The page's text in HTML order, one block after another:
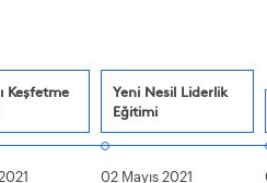
Keşfetme
02 Mayıs 2021
Yeni Nesil Liderlik
Eğitimi